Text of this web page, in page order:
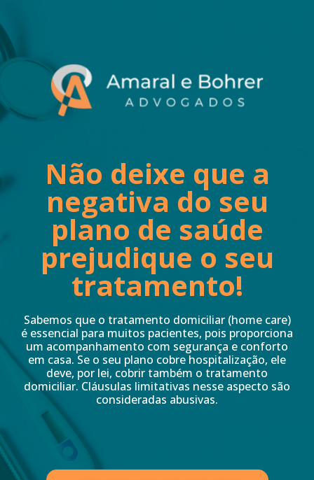
Não deixe que a
negativa do seu
plano de saúde
prejudique o seu
tratamento!
Sabemos que o tratamento domiciliar (home care)
é essencial para muitos pacientes, pois proporciona
um acompanhamento com segurança e conforto
em casa. Se o seu plano cobre hospitalização, ele
deve, por lei, cobrir também o tratamento
domiciliar. Cláusulas limitativas nesse aspecto são
consideradas abusivas.